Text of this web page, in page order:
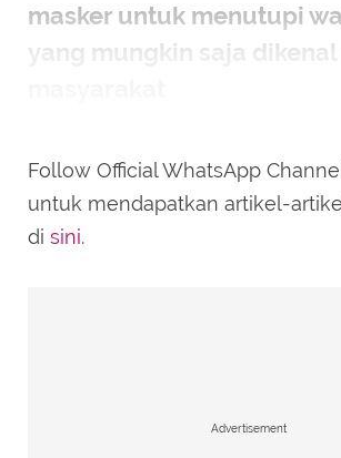
masker untuk menutupi
yang mungkin saja dikenal
Follow Official WhatsApp
untuk mendapatkan artikel-
di sini.
Advertisement